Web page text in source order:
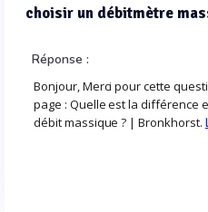
choisir un débitmètre
Réponse :
Bonjour, Merci pour cette
page : Quelle est la différence
débit massique ? | Bronkhorst.